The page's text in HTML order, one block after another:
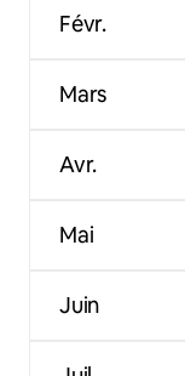
Févr.
Mars
Avr.
Mai
Juin